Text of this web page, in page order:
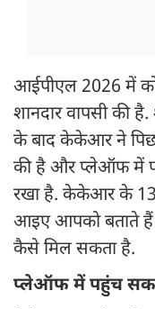
आईपीएल 2026 में
शानदार वापसी की
के बाद केकेआर ने
की है और प्लेऑफ में
रखा है. केकेआर के 13
आइए आपको बताते
कैसे मिल सकता है.
प्लेऑफ में पहुंच